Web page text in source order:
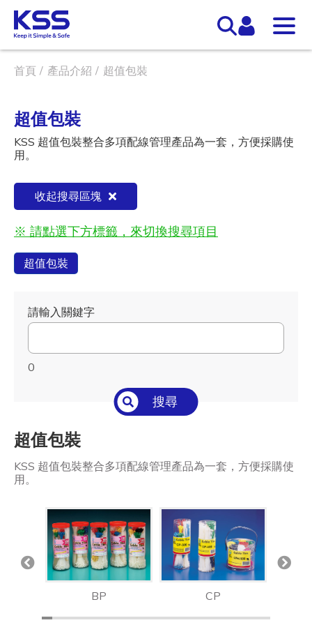
首頁 產品介紹 超值包裝
超值包裝
KSS 超值包裝整合多項配線管理產品為一套，方便採購使
用。
收起搜尋區塊
※ 請點選下方標籤，來切換搜尋項目
超值包裝
請輸入關鍵字
0
搜尋
超值包裝
KSS 超值包裝整合多項配線管理產品為一套，方便採購使
用。
BP CP